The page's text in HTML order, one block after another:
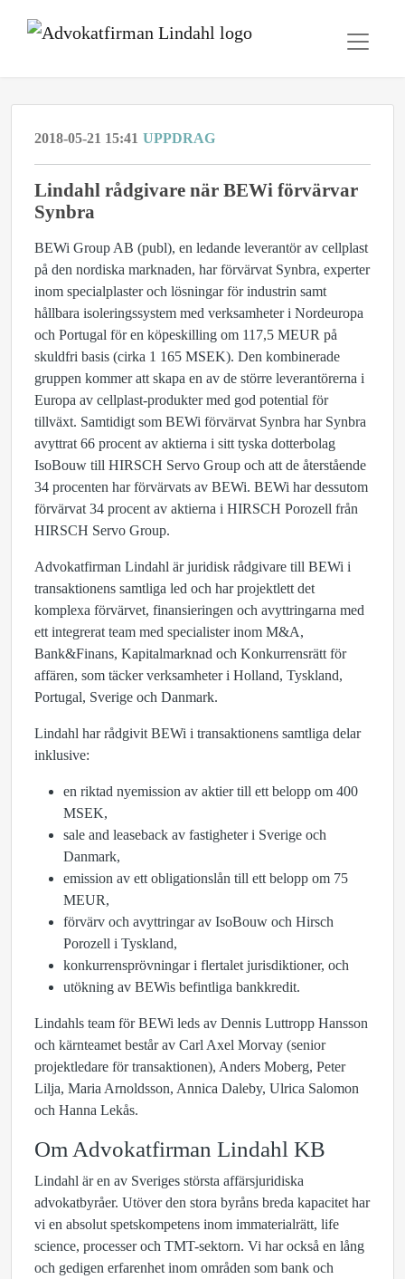
2018-05-21 15:41 UPPDRAG
​Lindahl rådgivare när BEWi förvärvar
Synbra
BEWi Group AB (publ), en ledande leverantör av cellplast
på den nordiska marknaden, har förvärvat Synbra, experter
inom specialplaster och lösningar för industrin samt
hållbara isoleringssystem med verksamheter i Nordeuropa
och Portugal för en köpeskilling om 117,5 MEUR på
skuldfri basis (cirka 1 165 MSEK). Den kombinerade
gruppen kommer att skapa en av de större leverantörerna i
Europa av cellplast-produkter med god potential för
tillväxt. Samtidigt som BEWi förvärvat Synbra har Synbra
avyttrat 66 procent av aktierna i sitt tyska dotterbolag
IsoBouw till HIRSCH Servo Group och att de återstående
34 procenten har förvärvats av BEWi. BEWi har dessutom
förvärvat 34 procent av aktierna i HIRSCH Porozell från
HIRSCH Servo Group.
Advokatfirman Lindahl är juridisk rådgivare till BEWi i
transaktionens samtliga led och har projektlett det
komplexa förvärvet, finansieringen och avyttringarna med
ett integrerat team med specialister inom M&A,
Bank&Finans, Kapitalmarknad och Konkurrensrätt för
affären, som täcker verksamheter i Holland, Tyskland,
Portugal, Sverige och Danmark.
Lindahl har rådgivit BEWi i transaktionens samtliga delar
inklusive:
en riktad nyemission av aktier till ett belopp om 400
MSEK,
sale and leaseback av fastigheter i Sverige och
Danmark,
emission av ett obligationslån till ett belopp om 75
MEUR,
förvärv och avyttringar av IsoBouw och Hirsch
Porozell i Tyskland,
konkurrensprövningar i flertalet jurisdiktioner, och
utökning av BEWis befintliga bankkredit.
Lindahls team för BEWi leds av Dennis Luttropp Hansson
och kärnteamet består av Carl Axel Morvay (senior
projektledare för transaktionen), Anders Moberg, Peter
Lilja, Maria Arnoldsson, Annica Daleby, Ulrica Salomon
och Hanna Lekås.
Om Advokatfirman Lindahl KB
Lindahl är en av Sveriges största affärsjuridiska
advokatbyråer. Utöver den stora byråns breda kapacitet har
vi en absolut spetskompetens inom immaterialrätt, life
science, processer och TMT-sektorn. Vi har också en lång
och gedigen erfarenhet inom områden som bank och